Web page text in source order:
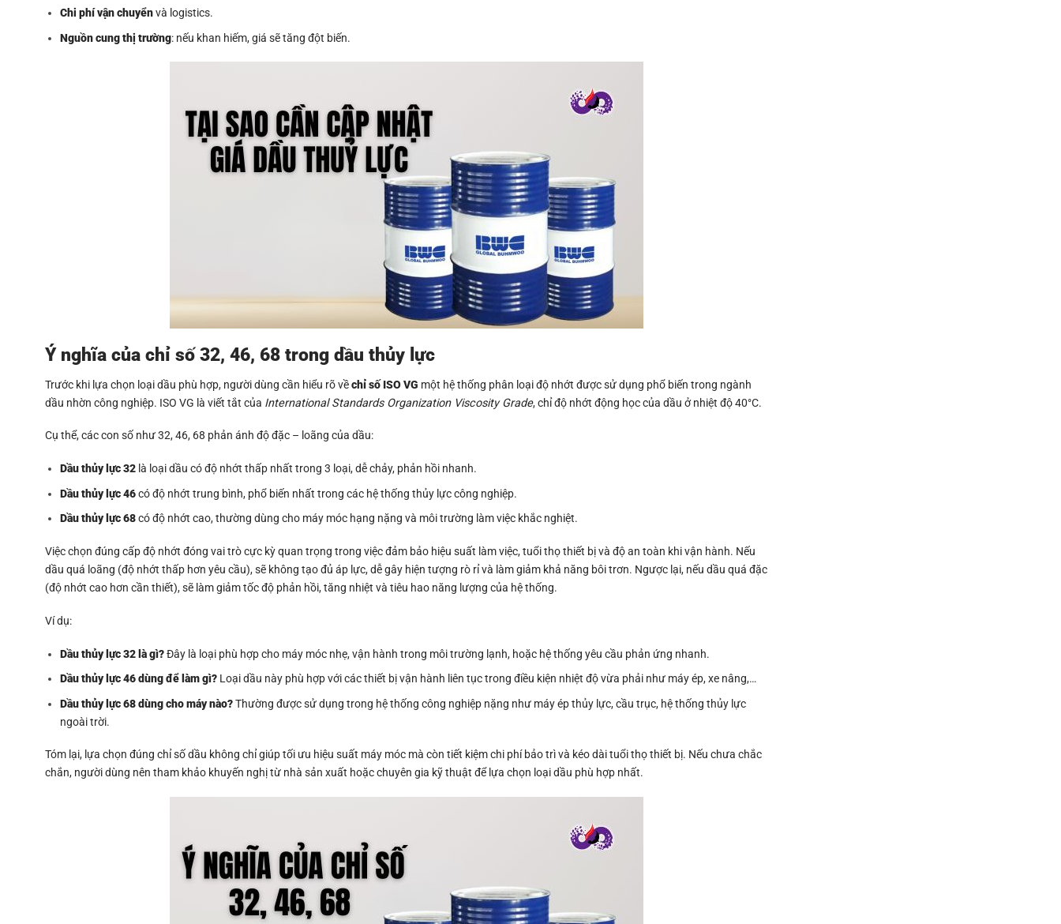
Chi phí vận chuyểnvà logistics.
Nguồn cung thị trường: nếu khan hiếm, giá sẽ tăng đột biến.
Ý nghĩa của chỉ số 32, 46, 68 trong dầu thủy lực
Trước khi lựa chọn loại dầu phù hợp, người dùng cần hiểu rõ vềchỉ số ISO VG một hệ thống phân loại độ nhớt được sử dụng phổ biến trong ngành
dầu nhờn công nghiệp. ISO VG là viết tắt của International Standards Organization Viscosity Grade, chỉ độ nhớt động học của dầu ở nhiệt độ 40°C.
Cụ thể, các con số như 32, 46, 68 phản ánh độ đặc – loãng của dầu:
Dầu thủy lực 32là loại dầu có độ nhớt thấp nhất trong 3 loại, dễ chảy, phản hồi nhanh.
Dầu thủy lực 46có độ nhớt trung bình, phổ biến nhất trong các hệ thống thủy lực công nghiệp.
Dầu thủy lực 68có độ nhớt cao, thường dùng cho máy móc hạng nặng và môi trường làm việc khắc nghiệt.
Việc chọn đúng cấp độ nhớt đóng vai trò cực kỳ quan trọng trong việc đảm bảo hiệu suất làm việc, tuổi thọ thiết bị và độ an toàn khi vận hành. Nếu
dầu quá loãng (độ nhớt thấp hơn yêu cầu), sẽ không tạo đủ áp lực, dễ gây hiện tượng rò rỉ và làm giảm khả năng bôi trơn. Ngược lại, nếu dầu quá đặc
(độ nhớt cao hơn cần thiết), sẽ làm giảm tốc độ phản hồi, tăng nhiệt và tiêu hao năng lượng của hệ thống.
Ví dụ:
Dầu thủy lực 32 là gì?Đây là loại phù hợp cho máy móc nhẹ, vận hành trong môi trường lạnh, hoặc hệ thống yêu cầu phản ứng nhanh.
Dầu thủy lực 46 dùng để làm gì?Loại dầu này phù hợp với các thiết bị vận hành liên tục trong điều kiện nhiệt độ vừa phải như máy ép, xe nâng,…
Dầu thủy lực 68 dùng cho máy nào?Thường được sử dụng trong hệ thống công nghiệp nặng như máy ép thủy lực, cầu trục, hệ thống thủy lực
ngoài trời.
Tóm lại, lựa chọn đúng chỉ số dầu không chỉ giúp tối ưu hiệu suất máy móc mà còn tiết kiệm chi phí bảo trì và kéo dài tuổi thọ thiết bị. Nếu chưa chắc
chắn, người dùng nên tham khảo khuyến nghị từ nhà sản xuất hoặc chuyên gia kỹ thuật để lựa chọn loại dầu phù hợp nhất.